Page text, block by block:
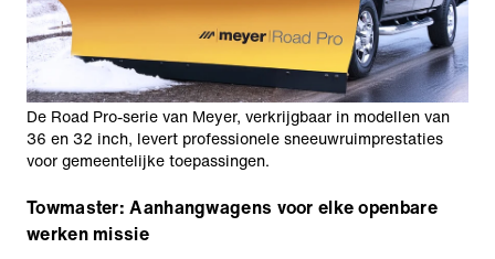
De Road Pro-serie van Meyer, verkrijgbaar in modellen van
36 en 32 inch, levert professionele sneeuwruimprestaties
voor gemeentelijke toepassingen.
Towmaster: Aanhangwagens voor elke openbare
werken missie